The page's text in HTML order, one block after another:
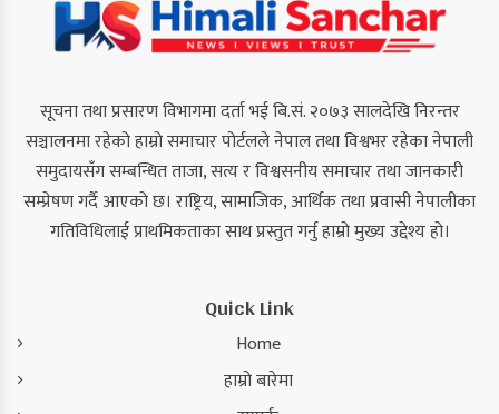
सूचना तथा प्रसारण विभागमा दर्ता भई बि.सं. २०७३ सालदेखि निरन्तर
सञ्चालनमा रहेको हाम्रो समाचार पोर्टलले नेपाल तथा विश्वभर रहेका नेपाली
समुदायसँग सम्बन्धित ताजा, सत्य र विश्वसनीय समाचार तथा जानकारी
सम्प्रेषण गर्दै आएको छ। राष्ट्रिय, सामाजिक, आर्थिक तथा प्रवासी नेपालीका
गतिविधिलाई प्राथमिकताका साथ प्रस्तुत गर्नु हाम्रो मुख्य उद्देश्य हो।
Quick Link
Home
हाम्रो बारेमा